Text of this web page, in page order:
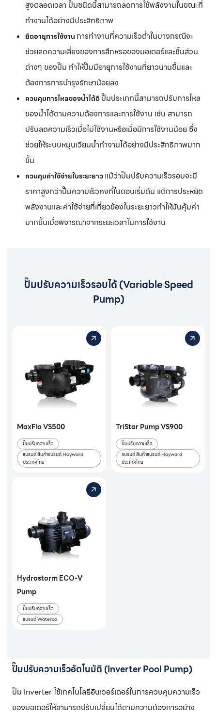
สูงตลอดเวลา ปั๊มชนิดนี้สามารถลดการใช้พลังงานในขณะที่
ทำงานได้อย่างมีประสิทธิภาพ
ยืดอายุการใช้งาน การทำงานที่ความเร็วต่ำในบางกรณีจะ
ช่วยลดความเสี่ยงของการสึกหรอของมอเตอร์และชิ้นส่วน
ต่างๆ ของปั๊ม ทำให้ปั๊มมีอายุการใช้งานที่ยาวนานขึ้นและ
ต้องการการบำรุงรักษาน้อยลง
ควบคุมการไหลของน้ำได้ดีปั๊มประเภทนี้สามารถปรับการไหล
ของน้ำได้ตามความต้องการและการใช้งาน เช่น สามารถ
ปรับลดความเร็วเมื่อไม่ใช้งานหรือเมื่อมีการใช้งานน้อย ซึ่ง
ช่วยให้ระบบหมุนเวียนน้ำทำงานได้อย่างมีประสิทธิภาพมาก
ขึ้น
ควบคุมค่าใช้จ่ายในระยะยาวแม้ว่าปั๊มปรับความเร็วรอบจะมี
ราคาสูงกว่าปั๊มความเร็วคงที่ในตอนเริ่มต้น แต่การประหยัด
พลังงานและค่าใช้จ่ายที่เกี่ยวข้องในระยะยาวทำให้มันคุ้มค่า
มากขึ้นเมื่อพิจารณาจากระยะเวลาในการใช้งาน
ปั๊มปรับความเร็วรอบได้ (Variable Speed
Pump)
MaxFlo VS500
ปั๊มปรับความเร็ว
แบรนด์ สินค้าแบรนด์ Hayward
ประเทศไทย
TriStar Pump VS900
ปั๊มปรับความเร็ว
แบรนด์ สินค้าแบรนด์ Hayward
ประเทศไทย
Hydrostorm ECO-V
Pump
ปั๊มปรับความเร็ว
แบรนด์ Waterco
ปั๊มปรับความเร็วอัตโนมัติ (Inverter Pool Pump)
ปั๊ม Inverter ใช้เทคโนโลยีอินเวอร์เตอร์ในการควบคุมความเร็ว
ของมอเตอร์ให้สามารถปรับเปลี่ยนได้ตามความต้องการอย่าง